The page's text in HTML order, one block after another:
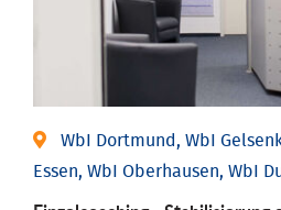
WbI Dortmund, WbI
Essen, WbI Oberhausen, WbI